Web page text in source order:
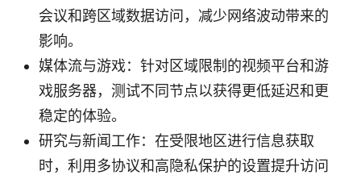
会议和跨区域数据访问，减少网络波动带来的
影响。
媒体流与游戏：针对区域限制的视频平台和游
戏服务器，测试不同节点以获得更低延迟和更
稳定的体验。
研究与新闻工作：在受限地区进行信息获取
时，利用多协议和高隐私保护的设置提升访问